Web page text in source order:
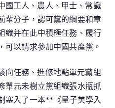
工人、農人、甲士、常識
輩分子，認可黨的綱要和章
織并在此中積極任務、履行
可以請求參加中國共產黨。
任務、進修地點單元黨組
單元未樹立黨組織張水瓶抓
塞入了一本**《量子美學入